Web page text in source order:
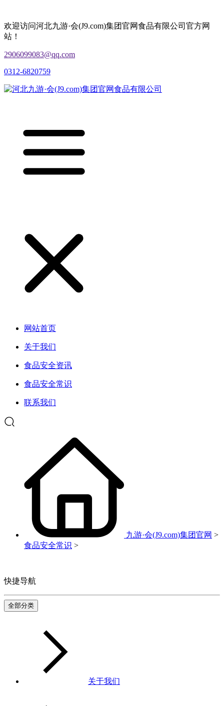
欢迎访问河北九游·会(J9.com)集团官网食品有限公司官方网
站！
2906099083@qq.com
0312-6820759
网站首页
关于我们
食品安全资讯
食品安全常识
联系我们
九游·会(J9.com)集团官网 >
食品安全常识 >
快捷导航
全部分类
关于我们